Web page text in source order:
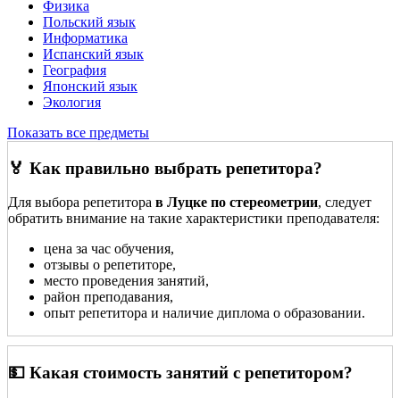
Физика
Польский язык
Информатика
Испанский язык
География
Японский язык
Экология
Показать все предметы
🏅 Как правильно выбрать репетитора?
Для выбора репетитора в Луцке по стереометрии, следует
обратить внимание на такие характеристики преподавателя:
цена за час обучения,
отзывы о репетиторе,
место проведения занятий,
район преподавания,
опыт репетитора и наличие диплома о образовании.
💵 Какая стоимость занятий с репетитором?